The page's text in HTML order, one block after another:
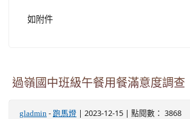
如附件
過嶺國中班級午餐用餐滿意度調查
gladmin - 跑馬燈 | 2023-12-15 | 點閱數： 3868